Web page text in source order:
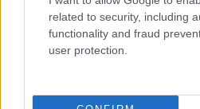
related to security, including
functionality and fraud
user protection.